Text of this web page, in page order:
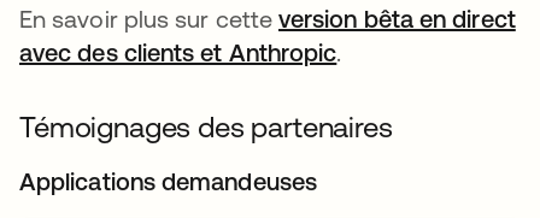
En savoir plus sur cette version bêta en direct
avec des clients et Anthropic.
Témoignages des partenaires
Applications demandeuses